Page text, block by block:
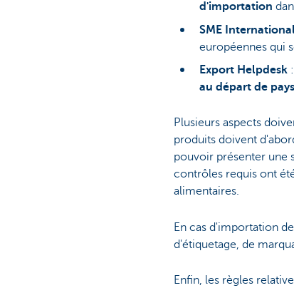
d'importation
SME
européennes qui
Export Helpdesk
au départ de
Plusieurs aspects
produits doivent
pouvoir présenter une
contrôles requis ont
alimentaires.
En cas d'importation
d'étiquetage, de
Enfin, les règles